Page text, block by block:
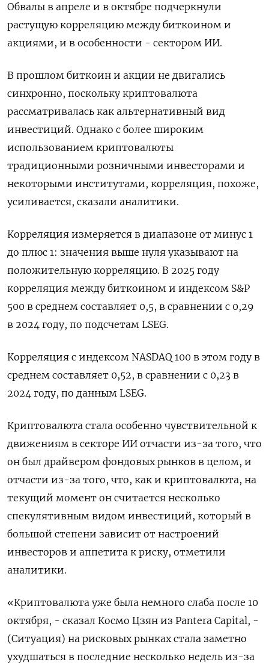
Обвалы в апреле и в октябре подчеркнули
растущую корреляцию между биткоином и
акциями, и в особенности - сектором ИИ.
В прошлом биткоин и акции не двигались
синхронно, поскольку криптовалюта
рассматривалась как альтернативный вид
инвестиций. Однако с более широким
использованием криптовалюты
традиционными розничными инвесторами и
некоторыми институтами, корреляция, похоже,
усиливается, сказали аналитики.
Корреляция измеряется в диапазоне от минус 1
до плюс 1: значения выше нуля указывают на
положительную корреляцию. В 2025 году
корреляция между биткоином и индексом S&P
500 в среднем составляет 0,5, в сравнении с 0,29
в 2024 году, по подсчетам LSEG.
Корреляция с индексом NASDAQ 100 в этом году в
среднем составляет 0,52, в сравнении с 0,23 в
2024 году, по данным LSEG.
Криптовалюта стала особенно чувствительной к
движениям в секторе ИИ отчасти из-за того, что
он был драйвером фондовых рынков в целом, и
отчасти из-за того, что, как и криптовалюта, на
текущий момент он считается несколько
спекулятивным видом инвестиций, который в
большой степени зависит от настроений
инвесторов и аппетита к риску, отметили
аналитики.
«Криптовалюта уже была немного слаба после 10
октября, - сказал Космо Цзян из Pantera Capital, -
(Ситуация) на рисковых рынках стала заметно
ухудшаться в последние несколько недель из-за